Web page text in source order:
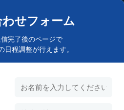
せフォーム
完了後のページで
日程調整が行えます。